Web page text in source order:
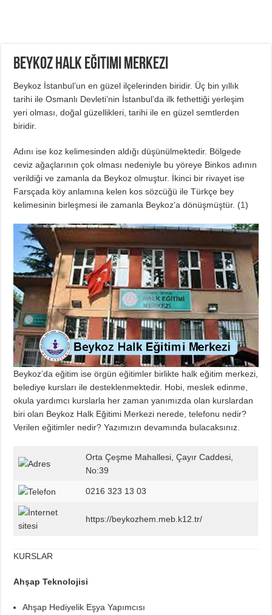
Beykoz Halk Eğitimi Merkezi
Beykoz İstanbul’un en güzel ilçelerinden biridir. Üç bin yıllık
tarihi ile Osmanlı Devleti’nin İstanbul’da ilk fethettiği yerleşim
yeri olması, doğal güzellikleri, tarihi ile en güzel semtlerden
biridir.
Adını ise koz kelimesinden aldığı düşünülmektedir. Bölgede
ceviz ağaçlarının çok olması nedeniyle bu yöreye Binkos adının
verildiği ve zamanla da Beykoz olmuştur. İkinci bir rivayet ise
Farsçada köy anlamına kelen kos sözcüğü ile Türkçe bey
kelimesinin birleşmesi ile zamanla Beykoz’a dönüşmüştür. (1)
Beykoz’da eğitim ise örgün eğitimler birlikte halk eğitim merkezi,
belediye kursları ile desteklenmektedir. Hobi, meslek edinme,
okula yardımcı kurslarla her zaman yanımızda olan kurslardan
biri olan Beykoz Halk Eğitimi Merkezi nerede, telefonu nedir?
Verilen eğitimler nedir? Yazımızın devamında bulacaksınız.
Orta Çeşme Mahallesi, Çayır Caddesi,
No:39
0216 323 13 03
https://beykozhem.meb.k12.tr/
KURSLAR
Ahşap Teknolojisi
Ahşap Hediyelik Eşya Yapımcısı